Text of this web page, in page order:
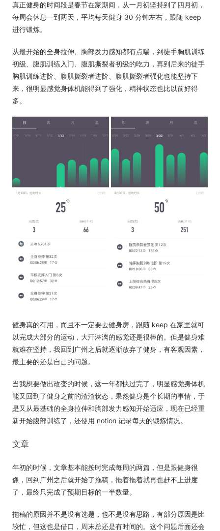
真正健身的时间段是春节在家期间，从一月初坚持到了四月初，
每周会休息一到两天，平均每天健身 30 分钟左右，跟随 keep
进行锻炼。
从最开始的全身拉伸、胸部发力感知都有点喘，到徒手胸肌训练
初级、腹肌训练入门、腹肌撕裂者初级的吃力，再到后来的徒手
胸肌训练进阶、腹肌撕裂者进阶、腹肌撕裂者强化也能坚持下
来，很明显感觉身体机能得到了强化，精神状态也比以前好得
多。
健身真的有用，而且不一定要去健身房，跟随 keep 在家里就可
以完成大部分的运动，大汗淋漓的感觉还是很棒的。但是健身难
就难在坚持，我回到广州之后就逐渐放弃了健身，有客观因素，
最主要的还是自己的问题。
当我想要做出改变的时候，这一年都快过完了，明显感觉身体机
能又回到了健身之前的渣渣状态，果然健身是个长期的事情，于
是又从最基础的全身拉伸和胸部发力感知开始适应，现在已经重
新开始腹部训练了，还使用 notion 记录每天的锻炼情况。
文章
年初的时候，文章基本能按时完成每周的两篇，但是跟健身很
像，回到广州之后就开始了拖稿，拖着拖着就再也赶不上进度
了，最终只完成了预期目标的一半数量。
拖稿的原因并不是没有选题，也不是没有思路，有部分原因是比
较忙，但这也是借口，周末总还是有时间的。这个问题后面还会